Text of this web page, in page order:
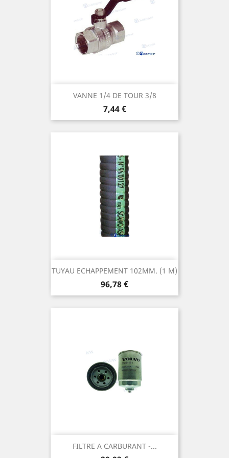
VANNE 1/4 DE TOUR 3/8
Prix
7,44 €
TUYAU ECHAPPEMENT 102MM. (1 M)
Prix
96,78 €
FILTRE A CARBURANT -...